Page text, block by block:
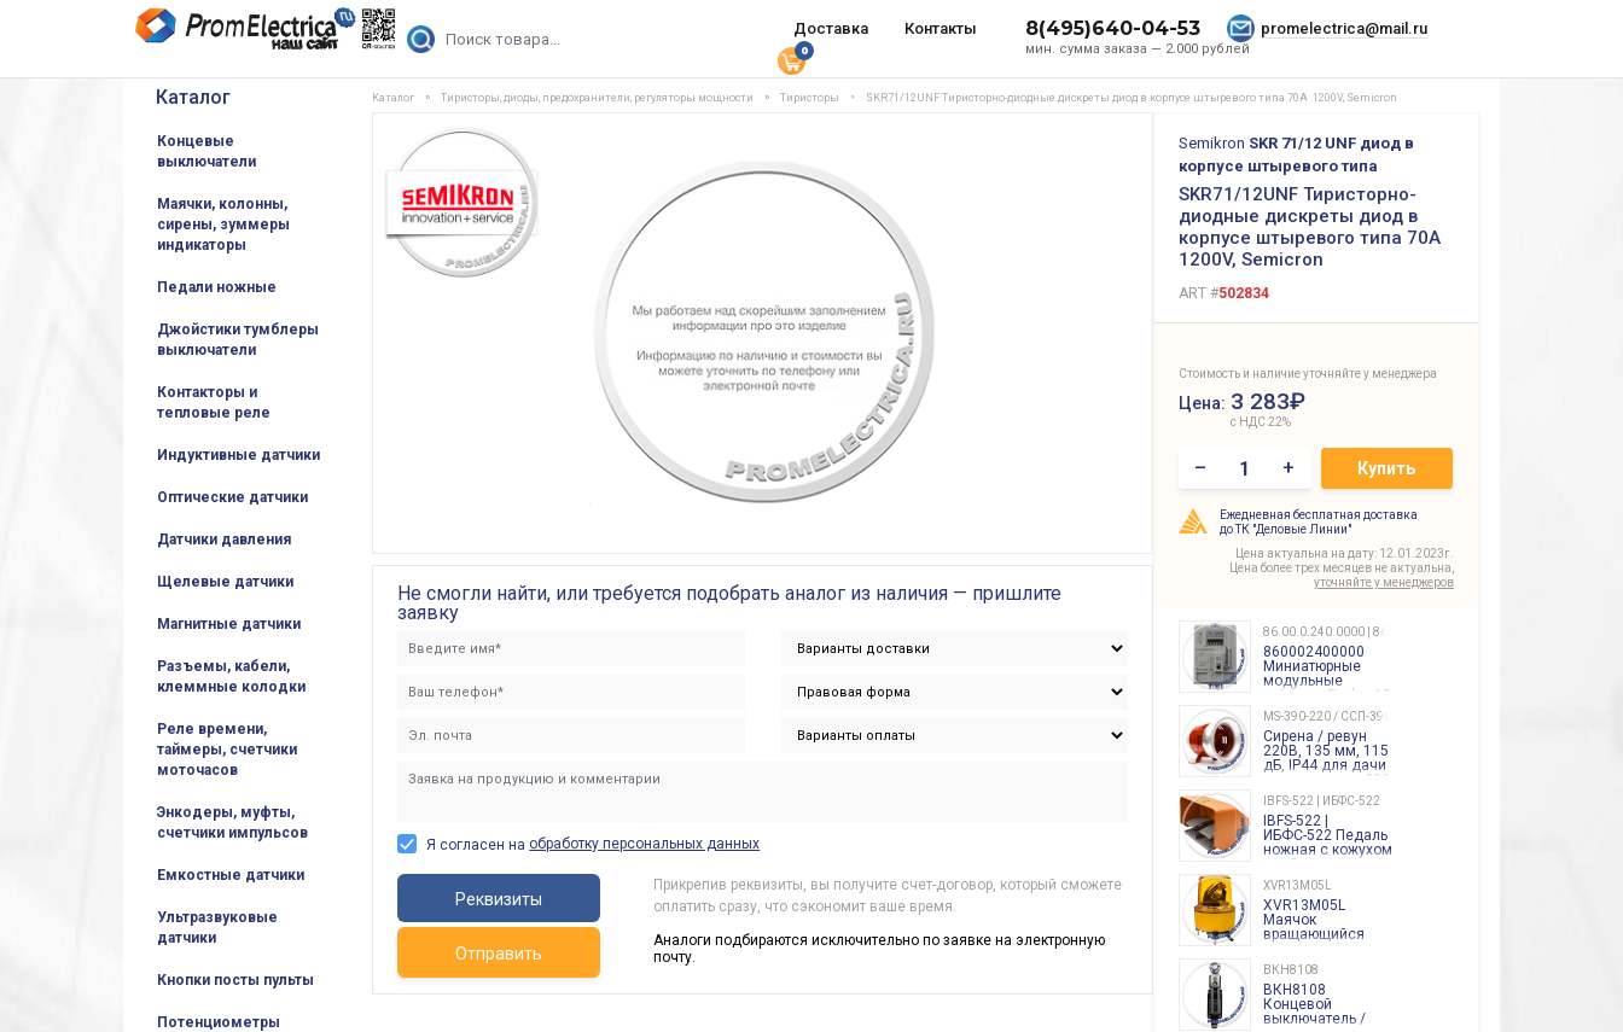
Доставка Контакты
мин. сумма заказа — 2.000 рублей
8(495)640-04-53 promelectrica@mail.ru
0
Каталог
Концевые
выключатели
Маячки, колонны,
сирены, зуммеры
индикаторы
Педали ножные
Джойстики тумблеры
выключатели
Контакторы и
тепловые реле
Индуктивные датчики
Оптические датчики
Датчики давления
Щелевые датчики
Магнитные датчики
Разъемы, кабели,
клеммные колодки
Реле времени,
таймеры, счетчики
моточасов
Энкодеры, муфты,
счетчики импульсов
Емкостные датчики
Ультразвуковые
датчики
Кнопки посты пульты
Потенциометры
Каталог Тиристоры, диоды, предохранители, регуляторы мощности Тиристоры SKR71/12UNF Тиристорно-диодные дискреты диод в корпусе штыревого типа 70A 1200V, Semicron
Semikron SKR 71/12 UNF диод в
корпусе штыревого типа
SKR71/12UNF Тиристорно-
диодные дискреты диод в
корпусе штыревого типа 70A
1200V, Semicron
ART #502834
Стоимость и наличие уточняйте у менеджера
Цена: 3 283₽
с НДС 22%
– + Купить
Ежедневная бесплатная доставка
до ТК "Деловые Линии"
Цена актуальна на дату: 12.01.2023г.
Цена более трех месяцев не актуальна,
уточняйте у менеджеров
86.00.0.240.0000 | 860002400000
860002400000
Миниатюрные
модульные
таймеры Finder, 12-
240 Вольт AC/DC
Finder
86.00.0.240.0000
MS-390-220 / ССП-390 220В
Сирена / ревун
220В, 135 мм, 115
дБ, IP44 для дачи
производства 220
Вольт звук ситены
"пожарная
тревога"
IBFS-522 | ИБФС-522
IBFS-522 |
ИБФС-522 Педаль
ножная с кожухом
двойная,
контактная группа
2х(1НО+1НЗ)
15Ампер 250В
XVR13M05L
XVR13M05L
Маячок
вращающийся
оранжевый
230VAC 130мм
ВКН8108
ВКН8108
Концевой
выключатель /
Не смогли найти, или требуется подобрать аналог из наличия — пришлите
заявку
Я согласен на обработку персональных данных
Реквизиты
Прикрепив реквизиты, вы получите счет-договор, который сможете
оплатить сразу, что сэкономит ваше время.
Отправить
Аналоги подбираются исключительно по заявке на электронную
почту.